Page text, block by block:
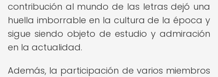
contribución al mundo de las letras dejó una
huella imborrable en la cultura de la época y
sigue siendo objeto de estudio y admiración
en la actualidad.
Además, la participación de varios miembros